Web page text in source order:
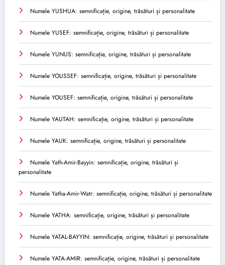
Numele YUSHUA: semnificație, origine, trăsături și personalitate
Numele YUSEF: semnificație, origine, trăsături și personalitate
Numele YUNUS: semnificație, origine, trăsături și personalitate
Numele YOUSSEF: semnificație, origine, trăsături și personalitate
Numele YOUSEF: semnificație, origine, trăsături și personalitate
Numele YAUTAH: semnificație, origine, trăsături și personalitate
Numele YAUK: semnificație, origine, trăsături și personalitate
Numele Yath-Amir-Bayyin: semnificație, origine, trăsături și
personalitate
Numele Yatha-Amir-Watr: semnificație, origine, trăsături și personalitate
Numele YATHA: semnificație, origine, trăsături și personalitate
Numele YATAL-BAYYIN: semnificație, origine, trăsături și personalitate
Numele YATA-AMIR: semnificație, origine, trăsături și personalitate